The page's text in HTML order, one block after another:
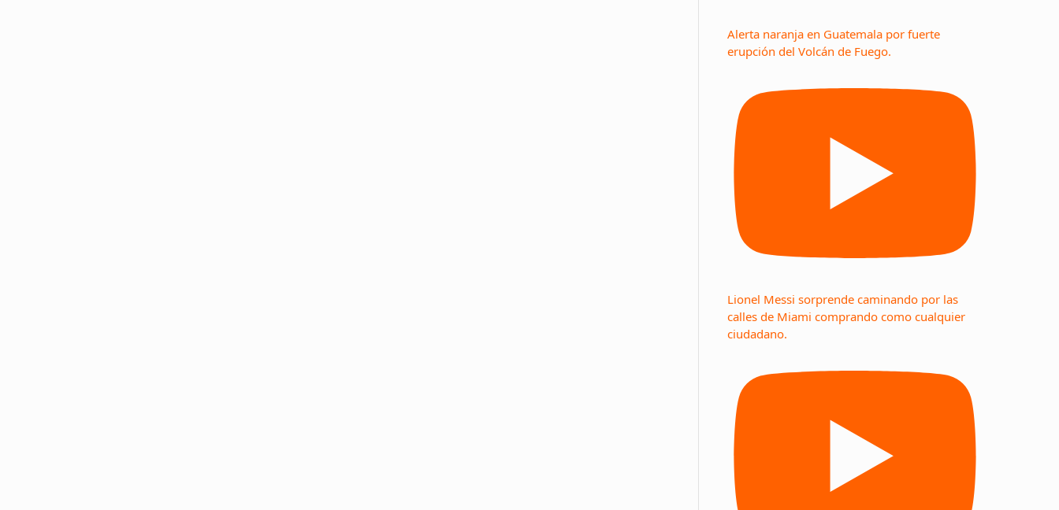
Alerta naranja en Guatemala por fuerte
erupción del Volcán de Fuego.
Lionel Messi sorprende caminando por las
calles de Miami comprando como cualquier
ciudadano.